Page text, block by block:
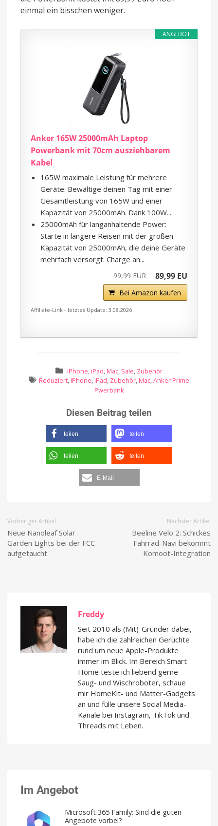
einmal ein bisschen weniger.
ANGEBOT
Anker 165W 25000mAh Laptop
Powerbank mit 70cm ausziehbarem
Kabel
165W maximale Leistung für mehrere
Geräte: Bewältige deinen Tag mit einer
Gesamtleistung von 165W und einer
Kapazität von 25000mAh. Dank 100W...
25000mAh für langanhaltende Power:
Starte in längere Reisen mit der großen
Kapazität von 25000mAh, die deine Geräte
mehrfach versorgt. Charge an...
99,99 EUR 89,99 EU
Bei Amazon kaufen
Affiliate-Link - letztes Update: 3.08.2026
iPhone, iPad, Mac, Sale, Zubehör
Reduziert, iPhone, iPad, Zubehör, Mac,Anker Prime
Pwerbank
Diesen Beitrag teilen
teilen teilen
teilen teilen
E-Mail
Vorheriger Artikel
Neue Nanoleaf Solar
Garden Lights bei der FCC
aufgetaucht
Nächster Artikel
Beeline Velo 2: Schickes
Fahrrad-Navi bekommt
Komoot-Integration
Freddy
Seit 2010 als (Mit)-Gründer dabei,
habe ich die zahlreichen Gerüchte
rund um neue Apple-Produkte
immer im Blick. Im Bereich Smart
Home teste ich liebend gerne
Saug- und Wischroboter, schaue
mir HomeKit- und Matter-Gadgets
an und fülle unsere Social Media-
Kanäle bei Instagram, TikTok und
Threads mit Leben.
Im Angebot
Microsoft 365 Family: Sind die guten
Angebote vorbei?